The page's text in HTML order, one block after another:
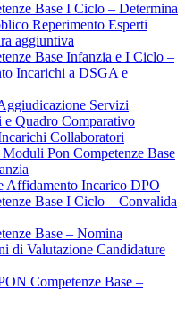
Base I Ciclo – Determina
Reperimento Esperti
aggiuntiva
Base Infanzia e I Ciclo –
Incarichi a DSGA e
Servizi
e Quadro Comparativo
Collaboratori
Pon Competenze Base
Affidamento Incarico DPO
Base I Ciclo – Convalida
Base – Nomina
di Valutazione Candidature
Competenze Base –